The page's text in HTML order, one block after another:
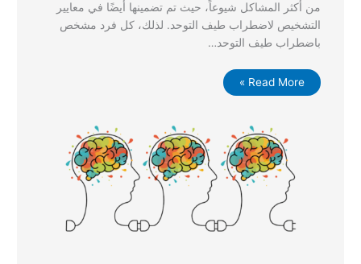
من أكثر المشاكل شيوعاً، حيث تم تضمينها أيضًا في معايير
التشخيص لاضطراب طيف التوحد. لذلك، كل فرد مشخص
باضطراب طيف التوحد…
Read More »